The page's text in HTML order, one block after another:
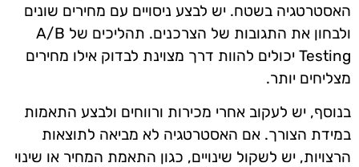
האסטרטגיה בשטח. יש לבצע ניסויים עם מחירים שונים
ולבחון את התגובות של הצרכנים. תהליכים של A/B
Testing יכולים להוות דרך מצוינת לבדוק אילו מחירים
מצליחים יותר.
בנוסף, יש לעקוב אחרי מכירות ורווחים ולבצע התאמות
במידת הצורך. אם האסטרטגיה לא מביאה לתוצאות
הרצויות, יש לשקול שינויים, כגון התאמת המחיר או שינוי